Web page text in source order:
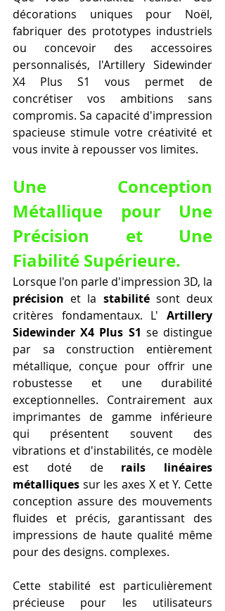
décorations uniques pour Noël,
fabriquer des prototypes industriels
ou concevoir des accessoires
personnalisés, l'Artillery Sidewinder
X4 Plus S1 vous permet de
concrétiser vos ambitions sans
compromis. Sa capacité d'impression
spacieuse stimule votre créativité et
vous invite à repousser vos limites.
Une Conception
Métallique pour Une
Précision et Une
Fiabilité Supérieure.
précision et la stabilité sont deux
critères fondamentaux. L' Artillery
Sidewinder X4 Plus S1 se distingue
par sa construction entièrement
métallique, conçue pour offrir une
robustesse et une durabilité
exceptionnelles. Contrairement aux
imprimantes de gamme inférieure
qui présentent souvent des
vibrations et d'instabilités, ce modèle
est doté de rails linéaires
métalliques sur les axes X et Y. Cette
conception assure des mouvements
fluides et précis, garantissant des
impressions de haute qualité même
pour des designs. complexes.
Cette stabilité est particulièrement
précieuse pour les utilisateurs